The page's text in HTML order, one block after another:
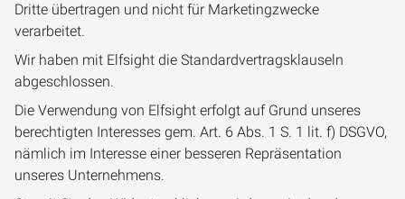
Dritte übertragen und nicht für Marketingzwecke
verarbeitet.
Wir haben mit Elfsight die Standardvertragsklauseln
abgeschlossen.
Die Verwendung von Elfsight erfolgt auf Grund unseres
berechtigten Interesses gem. Art. 6 Abs. 1 S. 1 lit. f) DSGVO,
nämlich im Interesse einer besseren Repräsentation
unseres Unternehmens.